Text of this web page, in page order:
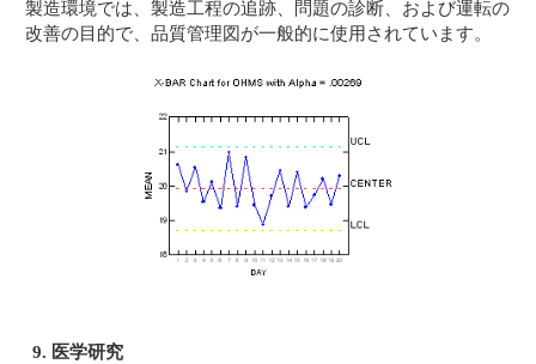
製造環境では、製造工程の追跡、問題の診断、および運転の
改善の目的で、品質管理図が一般的に使用されています。
9. 医学研究